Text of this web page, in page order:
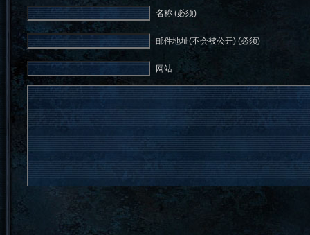
名称 (必须)
邮件地址(不会被公开) (必须)
网站